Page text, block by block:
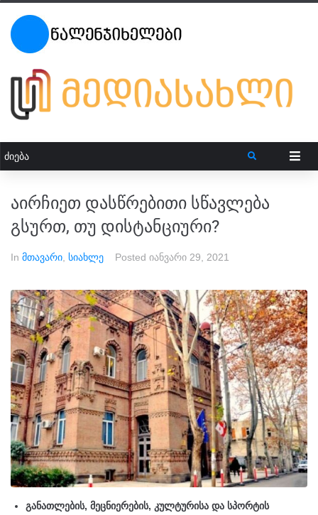
აირჩიეთ დასწრებითი სწავლება
გსურთ, თუ დისტანციური?
In მთავარი სიახლე Posted იანვარი 29, 2021
განათლების, მეცნიერების, კულტურისა და სპორტის